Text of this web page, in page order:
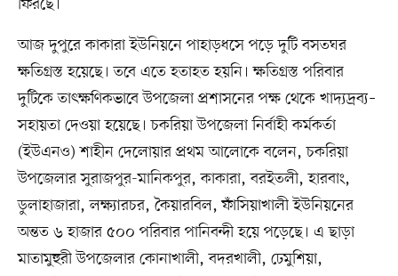
ফিরছে।
আজ দুপুরে কাকারা ইউনিয়নে পাহাড়ধসে পড়ে দুটি বসতঘর
ক্ষতিগ্রস্ত হয়েছে। তবে এতে হতাহত হয়নি। ক্ষতিগ্রস্ত পরিবার
দুটিকে তাৎক্ষণিকভাবে উপজেলা প্রশাসনের পক্ষ থেকে খাদ্যদ্রব্য–
সহায়তা দেওয়া হয়েছে। চকরিয়া উপজেলা নির্বাহী কর্মকর্তা
(ইউএনও) শাহীন দেলোয়ার প্রথম আলোকে বলেন, চকরিয়া
উপজেলার সুরাজপুর-মানিকপুর, কাকারা, বরইতলী, হারবাং,
ডুলাহাজারা, লক্ষ্যারচর, কৈয়ারবিল, ফাঁসিয়াখালী ইউনিয়নের
অন্তত ৬ হাজার ৫০০ পরিবার পানিবন্দী হয়ে পড়েছে। এ ছাড়া
মাতামুহুরী উপজেলার কোনাখালী, বদরখালী, ঢেমুশিয়া,